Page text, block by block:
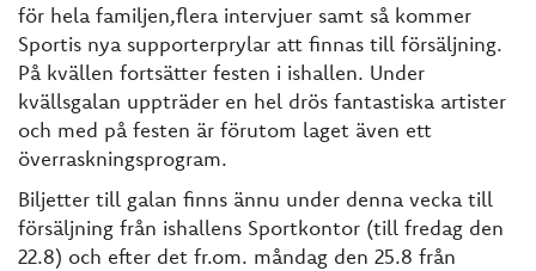
för hela familjen,flera intervjuer samt så kommer
Sportis nya supporterprylar att finnas till försäljning.
På kvällen fortsätter festen i ishallen. Under
kvällsgalan uppträder en hel drös fantastiska artister
och med på festen är förutom laget även ett
överraskningsprogram.
Biljetter till galan finns ännu under denna vecka till
försäljning från ishallens Sportkontor (till fredag den
22.8) och efter det fr.om. måndag den 25.8 från